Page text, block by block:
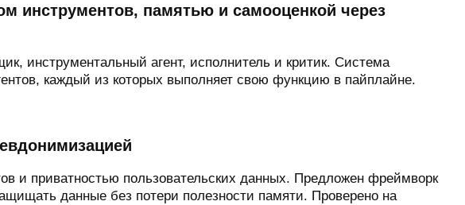
инструментов, памятью и самооценкой через
инструментальный агент, исполнитель и критик. Система
каждый из которых выполняет свою функцию в пайплайне.
и приватностью пользовательских данных. Предложен фреймворк
данные без потери полезности памяти. Проверено на